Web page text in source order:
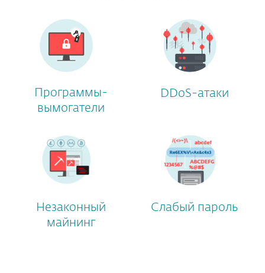
Программы-
вымогатели
DDoS-атаки
Незаконный
майнинг
Слабый пароль